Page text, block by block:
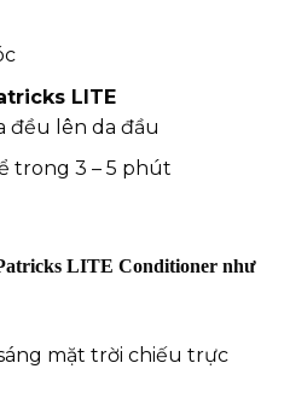
LITE
đều lên da đầu
trong 3 – 5 phút
LITE Conditioner như
mặt trời chiếu trực